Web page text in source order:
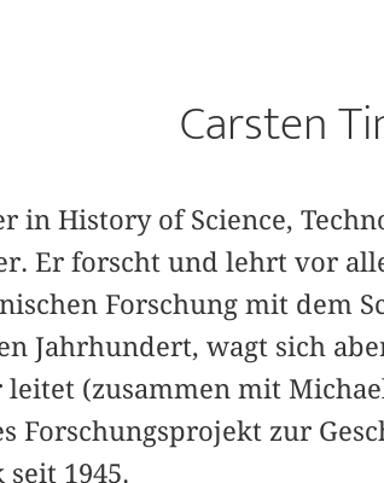
Carsten
in History of Science,
Er forscht und lehrt vor
Forschung mit dem
Jahrhundert, wagt sich
leitet (zusammen mit
Forschungsprojekt zur
1945.